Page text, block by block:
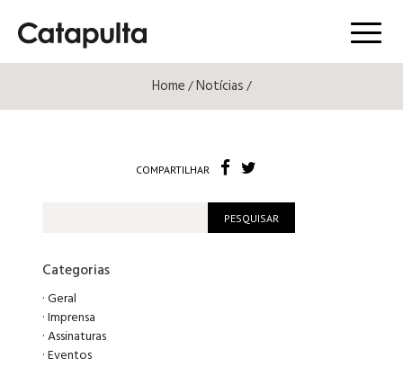
Menú
Home/Notícias/
COMPARTILHAR
Categorias
·Geral
·Imprensa
·Assinaturas
·Eventos